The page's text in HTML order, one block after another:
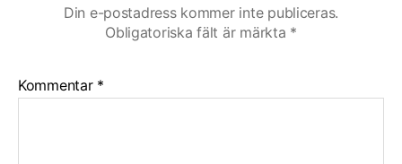
Din e-postadress kommer inte publiceras.
Obligatoriska fält är märkta *
Kommentar *